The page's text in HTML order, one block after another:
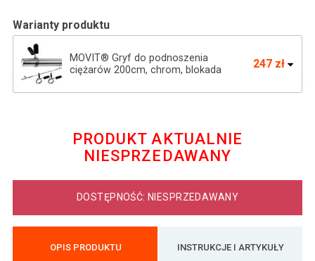
Warianty produktu
MOVIT® Gryf do podnoszenia
ciężarów 200cm, chrom, blokada
247 zł
MOVIT® 160cm gryf, chrom, blokada
PRODUKT AKTUALNIE
NIESPRZEDAWANY
DOSTĘPNOŚĆ: NIESPRZEDAWANY
OPIS PRODUKTU INSTRUKCJE I ARTYKUŁY